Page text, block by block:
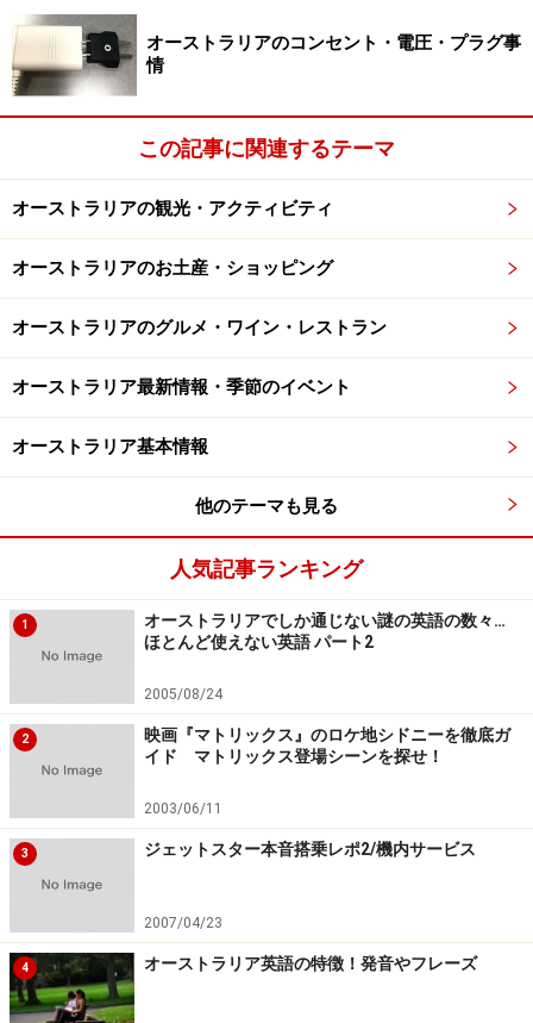
)＝ジェットスター航空の通常規定では、機内持ち込み
は7kgまで。バッグのサイズは、最大56cm x 36cm x
23cm。
●ジェットスター航空（日本）
【関連記事】
緊急報告！格安ジェットスター本音搭乗レポ
▼また出た激安！オーストラリア往復2万円
※記事内容は執筆時点のものです。最新の内容をご確認くださ
い。
※海外を訪れる際には最新情報の入手に努め、「外務省 海外安全
」を確認するなど、安全確保に十分注意を払ってく
オーストラリアのコンセント・電圧・プラグ事
情
この記事に関連するテーマ
オーストラリアの観光・アクティビティ
オーストラリアのお土産・ショッピング
オーストラリアのグルメ・ワイン・レストラン
オーストラリア最新情報・季節のイベント
オーストラリア基本情報
他のテーマも見る
人気記事ランキング
1
オーストラリアでしか通じない謎の英語の数々…
ほとんど使えない英語 パート2
2005/08/24
2
映画『マトリックス』のロケ地シドニーを徹底ガ
イド マトリックス登場シーンを探せ！
2003/06/11
3 ジェットスター本音搭乗レポ2/機内サービス
2007/04/23
4 オーストラリア英語の特徴！発音やフレーズ